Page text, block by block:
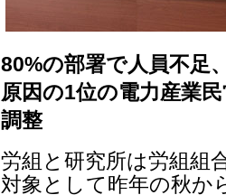
80%の部署で人員不足
原因の1位の電力産業
調整
労組と研究所は労組組
対象として昨年の秋か